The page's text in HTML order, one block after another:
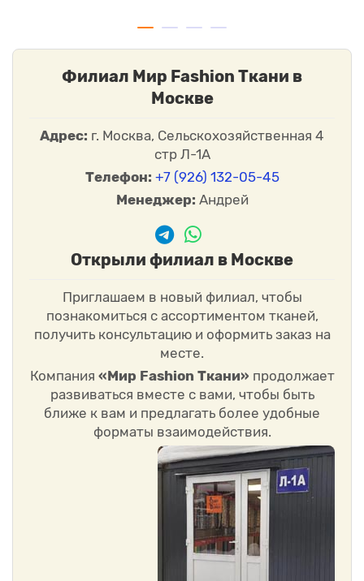
Филиал Мир Fashion Ткани в
Москве
Адрес: г. Москва, Сельскохозяйственная 4
стр Л-1А
Телефон: +7 (926) 132-05-45
Менеджер: Андрей
Открыли филиал в Москве
Приглашаем в новый филиал, чтобы
познакомиться с ассортиментом тканей,
получить консультацию и оформить заказ на
месте.
Компания «Мир Fashion Ткани» продолжает
развиваться вместе с вами, чтобы быть
ближе к вам и предлагать более удобные
форматы взаимодействия.